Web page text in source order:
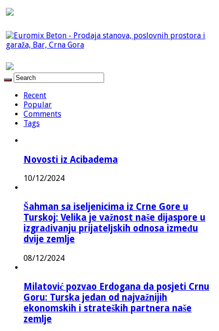
Recent
Popular
Comments
Tags
Novosti iz Acibadema
10/12/2024
Šahman sa iseljenicima iz Crne Gore u
Turskoj: Velika je važnost naše dijaspore u
izgrađivanju prijateljskih odnosa između
dvije zemlje
08/12/2024
Milatović pozvao Erdogana da posjeti Crnu
Goru: Turska jedan od najvažnijih
ekonomskih i strateških partnera naše
zemlje